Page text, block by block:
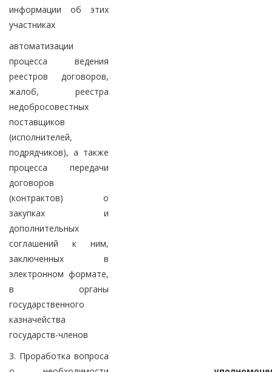
информации об этих
участниках
автоматизации
процесса ведения
реестров договоров,
жалоб, реестра
недобросовестных
поставщиков
(исполнителей,
подрядчиков), а также
процесса передачи
договоров
(контрактов) о
закупках и
дополнительных
соглашений к ним,
заключенных в
электронном формате,
в органы
государственного
казначейства
государств-членов
3. Проработка вопроса